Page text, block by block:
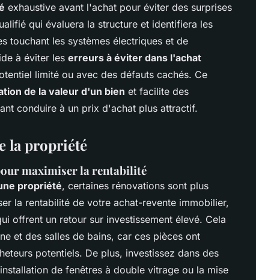
exhaustive avant l'achat pour éviter des surprises
qui évaluera la structure et identifiera les
touchant les systèmes électriques et de
à éviter les erreurs à éviter dans l'achat
limité ou avec des défauts cachés. Ce
de la valeur d'un bien et facilite des
conduire à un prix d'achat plus attractif.
la propriété
maximiser la rentabilité
propriété, certaines rénovations sont plus
la rentabilité de votre achat-revente immobilier,
offrent un retour sur investissement élevé. Cela
et des salles de bains, car ces pièces ont
potentiels. De plus, investissez dans des
de fenêtres à double vitrage ou la mise